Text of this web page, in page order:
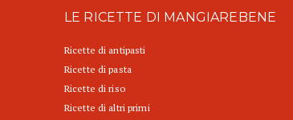
LE RICETTE DI MANGIAREBENE
Ricette di antipasti
Ricette di pasta
Ricette di riso
Ricette di altri primi